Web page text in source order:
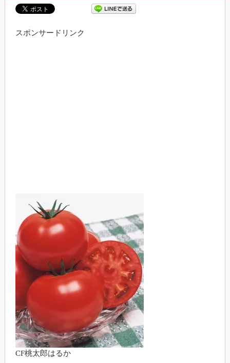
スポンサードリンク
CF桃太郎はるか